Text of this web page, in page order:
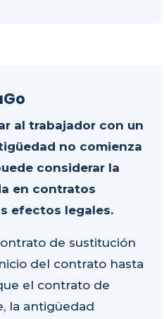
al trabajador con un
no comienza
considerar la
en contratos
efectos legales.
de sustitución
del contrato hasta
el contrato de
la antigüedad